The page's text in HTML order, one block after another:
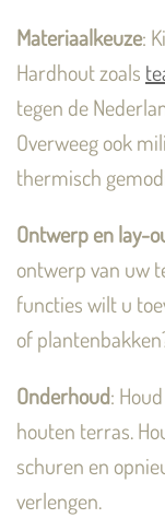
Materiaalkeuze:
Hardhout zoals
tegen de
Overweeg ook
thermisch
Ontwerp en lay-
ontwerp van uw
functies wilt u
of
Onderhoud:
houten terras.
schuren en
verlengen.